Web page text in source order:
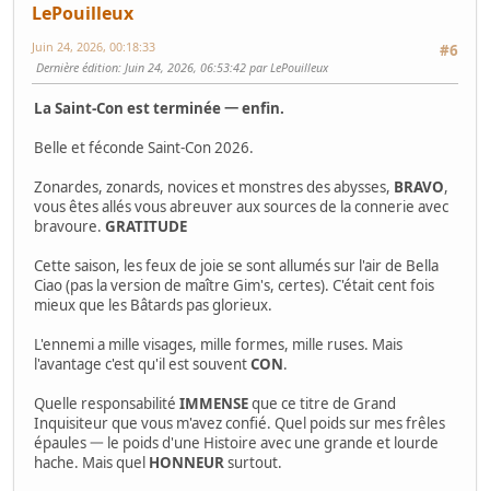
LePouilleux
#6
Juin 24, 2026, 00:18:33
Dernière édition: Juin 24, 2026, 06:53:42 par LePouilleux
La Saint-Con est terminée 一 enfin.
Belle et féconde Saint-Con 2026.
Zonardes, zonards, novices et monstres des abysses, BRAVO,
vous êtes allés vous abreuver aux sources de la connerie avec
bravoure. GRATITUDE
Cette saison, les feux de joie se sont allumés sur l'air de Bella
Ciao (pas la version de maître Gim's, certes). C'était cent fois
mieux que les Bâtards pas glorieux.
L'ennemi a mille visages, mille formes, mille ruses. Mais
l'avantage c'est qu'il est souventCON.
Quelle responsabilité IMMENSEque ce titre de Grand
Inquisiteur que vous m'avez confié. Quel poids sur mes frêles
épaules 一 le poids d'une Histoire avec une grande et lourde
hache. Mais quel HONNEURsurtout.